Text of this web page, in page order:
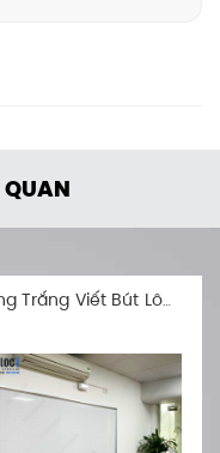
QUAN
Bảng Trắng Viết Bút Lông Treo Tường (Barun Korea Premium)